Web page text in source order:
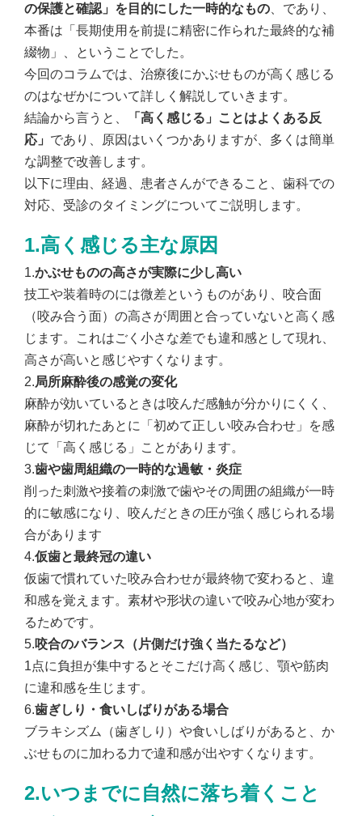
の保護と確認」を目的にした一時的なもの 、であり、
本番は「長期使用を前提に精密に作られた最終的な補
綴物」、ということでした。
今回のコラムでは、治療後にかぶせものが高く感じる
のはなぜかについて詳しく解説していきます。
結論から言うと、
「高く感じる」ことはよくある反
応」 であり、原因はいくつかありますが、多くは簡単
な調整で改善します。
以下に理由、経過、患者さんができること、歯科での
対応、受診のタイミングについてご説明します。
1.高く感じる主な原因
1.かぶせものの高さが実際に少し高い
技工や装着時のには微差というものがあり、咬合面
（咬み合う面）の高さが周囲と合っていないと高く感
じます。これはごく小さな差でも違和感として現れ、
高さが高いと感じやすくなります。
2.局所麻酔後の感覚の変化
麻酔が効いているときは咬んだ感触が分かりにくく、
麻酔が切れたあとに「初めて正しい咬み合わせ」を感
じて「高く感じる」ことがあります。
3.歯や歯周組織の一時的な過敏・炎症
削った刺激や接着の刺激で歯やその周囲の組織が一時
的に敏感になり、咬んだときの圧が強く感じられる場
合があります
4.仮歯と最終冠の違い
仮歯で慣れていた咬み合わせが最終物で変わると、違
和感を覚えます。素材や形状の違いで咬み心地が変わ
るためです。
5.咬合のバランス（片側だけ強く当たるなど）
1点に負担が集中するとそこだけ高く感じ、顎や筋肉
に違和感を生じます。
6.歯ぎしり・食いしばりがある場合
ブラキシズム（歯ぎしり）や食いしばりがあると、か
ぶせものに加わる力で違和感が出やすくなります。
2.いつまでに自然に落ち着くこと